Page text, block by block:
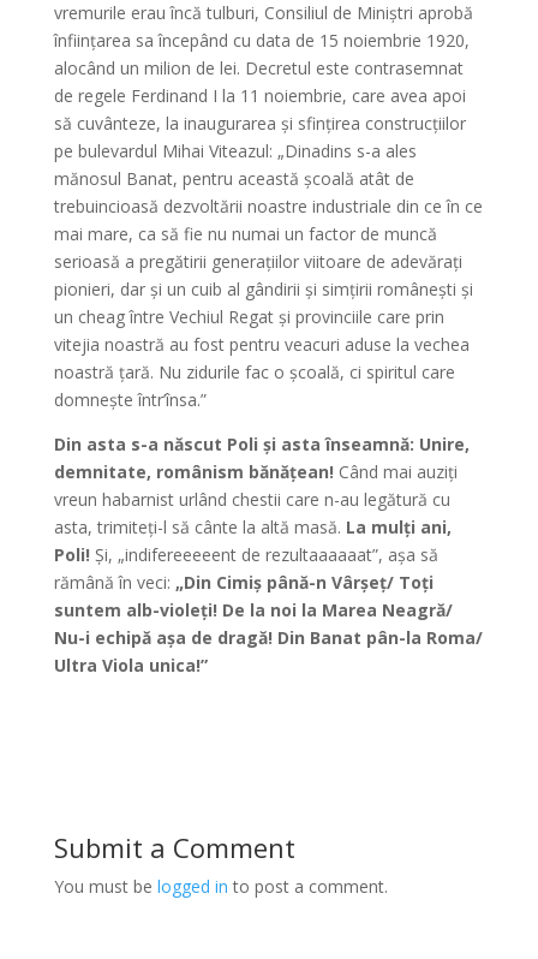
vremurile erau încă tulburi, Consiliul de Miniștri aprobă
înființarea sa începând cu data de 15 noiembrie 1920,
alocând un milion de lei. Decretul este contrasemnat
de regele Ferdinand I la 11 noiembrie, care avea apoi
să cuvânteze, la inaugurarea și sfințirea construcțiilor
pe bulevardul Mihai Viteazul: „Dinadins s-a ales
mănosul Banat, pentru această școală atât de
trebuincioasă dezvoltării noastre industriale din ce în ce
mai mare, ca să fie nu numai un factor de muncă
serioasă a pregătirii generațiilor viitoare de adevărați
pionieri, dar și un cuib al gândirii și simțirii românești și
un cheag între Vechiul Regat și provinciile care prin
vitejia noastră au fost pentru veacuri aduse la vechea
noastră țară. Nu zidurile fac o școală, ci spiritul care
domnește într’însa.”
Din asta s-a născut Poli și asta înseamnă: Unire,
demnitate, românism bănățean! Când mai auziți
vreun habarnist urlând chestii care n-au legătură cu
asta, trimiteți-l să cânte la altă masă. La mulți ani,
Poli! Și, „indifereeeeent de rezultaaaaaat”, așa să
rămână în veci: „Din Cimiș până-n Vârșeț/ Toți
suntem alb-violeți! De la noi la Marea Neagră/
Nu-i echipă așa de dragă! Din Banat pân-la Roma/
Ultra Viola unica!”
Submit a Comment
You must be logged in to post a comment.